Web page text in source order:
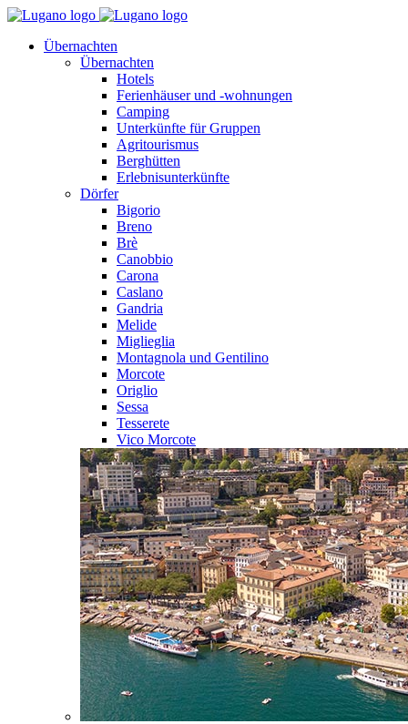
Übernachten
Übernachten
Hotels
Ferienhäuser und -wohnungen
Camping
Unterkünfte für Gruppen
Agritourismus
Berghütten
Erlebnisunterkünfte
Dörfer
Bigorio
Breno
Brè
Canobbio
Carona
Caslano
Gandria
Melide
Miglieglia
Montagnola und Gentilino
Morcote
Origlio
Sessa
Tesserete
Vico Morcote